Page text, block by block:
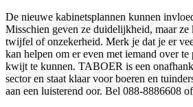
De nieuwe kabinetsplannen kunnen
Misschien geven ze duidelijkheid, maar
twijfel of onzekerheid. Merk je dat je er
kan helpen om er even met iemand over te
kwijt te kunnen. TABOER is een
sector en staat klaar voor boeren en
aan een luisterend oor. Bel 088-8886608